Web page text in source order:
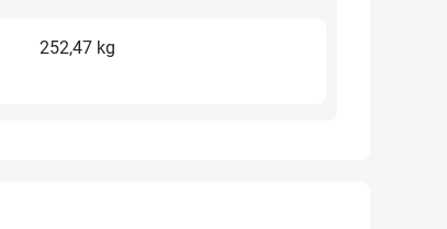
252,47 kg